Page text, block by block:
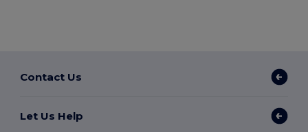
Contact Us
Let Us Help